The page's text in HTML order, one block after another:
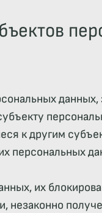
к другим
персональных
их